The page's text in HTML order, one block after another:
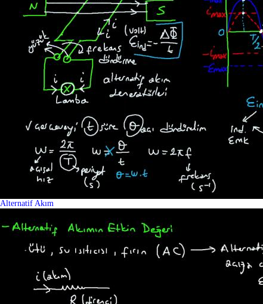
Alternatif Akım